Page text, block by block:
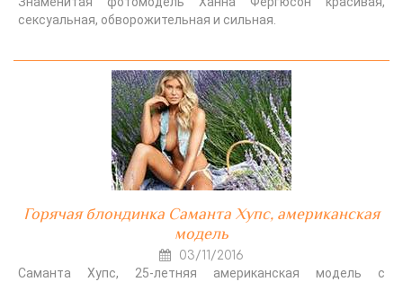
сексуальная, обворожительная и сильная.
Горячая блондинка Саманта Хупс, американская
модель
03/11/2016
Саманта Хупс, 25-летняя американская модель с